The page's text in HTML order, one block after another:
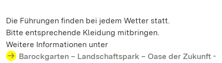
Die Führungen finden bei jedem Wetter statt.
Bitte entsprechende Kleidung mitbringen.
Weitere Informationen unter
Barockgarten – Landschaftspark – Oase der Zukunft -